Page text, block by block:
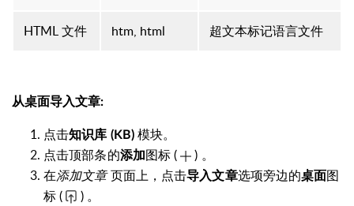
HTML 文件 htm, html 超文本标记语言文件
从桌面导入文章:
点击知识库 (KB) 模块。
点击顶部条的添加图标(
) 。
在添加文章页面上，点击导入文章选项旁边的桌面图
标(
) 。